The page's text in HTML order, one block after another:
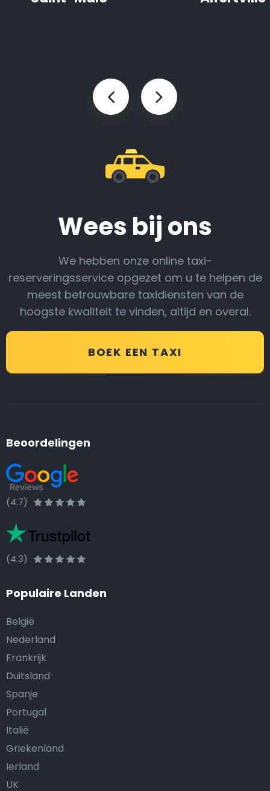
Wees bij ons
We hebben onze online taxi-
reserveringsservice opgezet om u te helpen de
meest betrouwbare taxidiensten van de
hoogste kwaliteit te vinden, altijd en overal.
BOEK EEN TAXI
Beoordelingen
(4.7)
(4.3)
Populaire Landen
België
Nederland
Frankrijk
Duitsland
Spanje
Portugal
Italië
Griekenland
Ierland
UK